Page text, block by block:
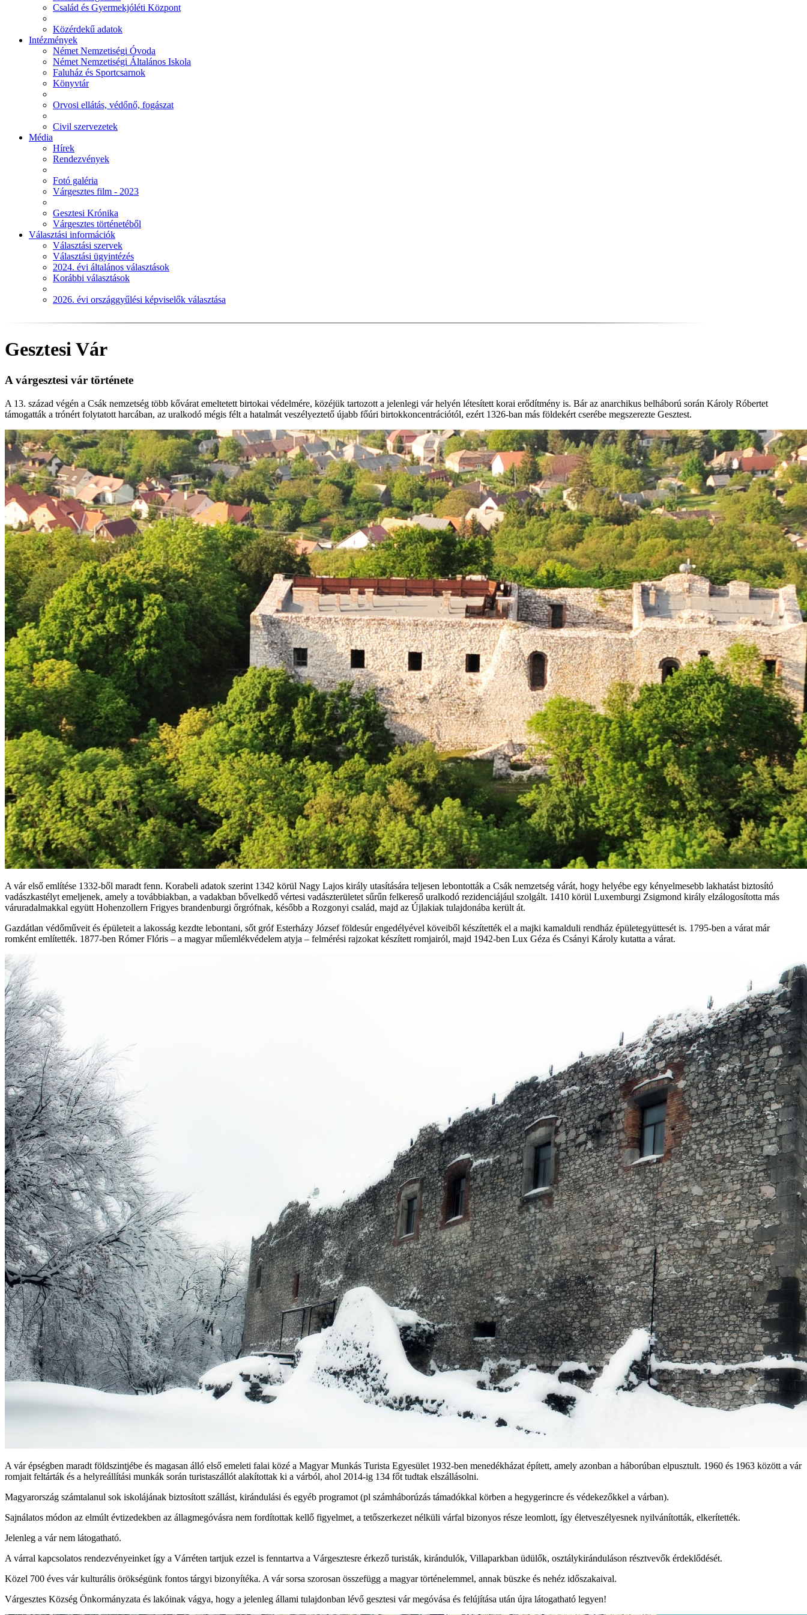
Család és Gyermekjóléti Központ
Közérdekű adatok
Intézmények
Német Nemzetiségi Óvoda
Német Nemzetiségi Általános Iskola
Faluház és Sportcsarnok
Könyvtár
Orvosi ellátás, védőnő, fogászat
Civil szervezetek
Média
Hírek
Rendezvények
Fotó galéria
Várgesztes film - 2023
Gesztesi Krónika
Várgesztes történetéből
Választási információk
Választási szervek
Választási ügyintézés
2024. évi általános választások
Korábbi választások
2026. évi országgyűlési képviselők választása
Gesztesi Vár
A várgesztesi vár története
A 13. század végén a Csák nemzetség több kővárat emeltetett birtokai védelmére, közéjük tartozott a jelenlegi vár helyén létesített korai erődítmény is. Bár az anarchikus belháború során Károly Róbertet
támogatták a trónért folytatott harcában, az uralkodó mégis félt a hatalmát veszélyeztető újabb főúri birtokkoncentrációtól, ezért 1326-ban más földekért cserébe megszerezte Gesztest.
A vár első említése 1332-ből maradt fenn. Korabeli adatok szerint 1342 körül Nagy Lajos király utasítására teljesen lebontották a Csák nemzetség várát, hogy helyébe egy kényelmesebb lakhatást biztosító
vadászkastélyt emeljenek, amely a továbbiakban, a vadakban bővelkedő vértesi vadászterületet sűrűn felkereső uralkodó rezidenciájául szolgált. 1410 körül Luxemburgi Zsigmond király elzálogosította más
váruradalmakkal együtt Hohenzollern Frigyes brandenburgi őrgrófnak, később a Rozgonyi család, majd az Újlakiak tulajdonába került át.
Gazdátlan védőműveit és épületeit a lakosság kezdte lebontani, sőt gróf Esterházy József földesúr engedélyével köveiből készítették el a majki kamalduli rendház épületegyüttesét is. 1795-ben a várat már
romként említették. 1877-ben Rómer Flóris – a magyar műemlékvédelem atyja – felmérési rajzokat készített romjairól, majd 1942-ben Lux Géza és Csányi Károly kutatta a várat.
A vár épségben maradt földszintjébe és magasan álló első emeleti falai közé a Magyar Munkás Turista Egyesület 1932-ben menedékházat épített, amely azonban a háborúban elpusztult. 1960 és 1963 között a vár
romjait feltárták és a helyreállítási munkák során turistaszállót alakítottak ki a várból, ahol 2014-ig 134 főt tudtak elszállásolni.
Magyarország számtalanul sok iskolájának biztosított szállást, kirándulási és egyéb programot (pl számháborúzás támadókkal körben a hegygerincre és védekezőkkel a várban).
Sajnálatos módon az elmúlt évtizedekben az állagmegóvásra nem fordítottak kellő figyelmet, a tetőszerkezet nélküli várfal bizonyos része leomlott, így életveszélyesnek nyilvánították, elkerítették.
Jelenleg a vár nem látogatható.
A várral kapcsolatos rendezvényeinket így a Várréten tartjuk ezzel is fenntartva a Várgesztesre érkező turisták, kirándulók, Villaparkban üdülők, osztálykiránduláson résztvevők érdeklődését.
Közel 700 éves vár kulturális örökségünk fontos tárgyi bizonyítéka. A vár sorsa szorosan összefügg a magyar történelemmel, annak büszke és nehéz időszakaival.
Várgesztes Község Önkormányzata és lakóinak vágya, hogy a jelenleg állami tulajdonban lévő gesztesi vár megóvása és felújítása után újra látogatható legyen!